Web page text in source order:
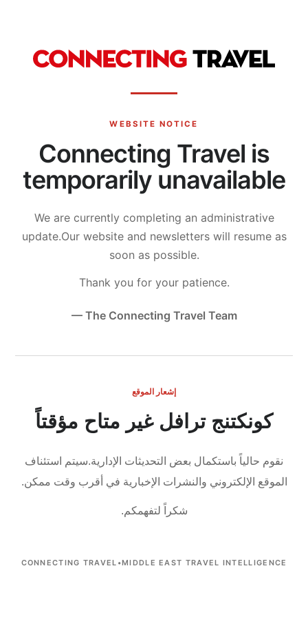
WEBSITE NOTICE
Connecting Travel is
temporarily unavailable
We are currently completing an administrative
update.Our website and newsletters will resume as
soon as possible.
Thank you for your patience.
— The Connecting Travel Team
إشعار الموقع
كونكتنج ترافل غير متاح مؤقتاً
نقوم حالياً باستكمال بعض التحديثات الإدارية.سيتم استئناف
الموقع الإلكتروني والنشرات الإخبارية في أقرب وقت ممكن.
شكراً لتفهمكم.
CONNECTING TRAVEL •MIDDLE EAST TRAVEL INTELLIGENCE